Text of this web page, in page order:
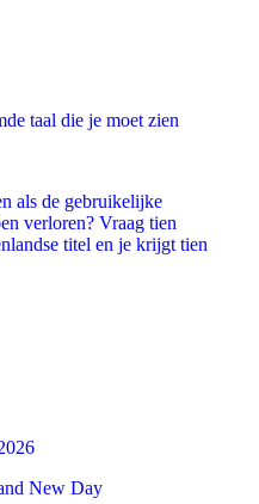
taal die je moet zien
als de gebruikelijke
verloren? Vraag tien
titel en je krijgt tien
New Day